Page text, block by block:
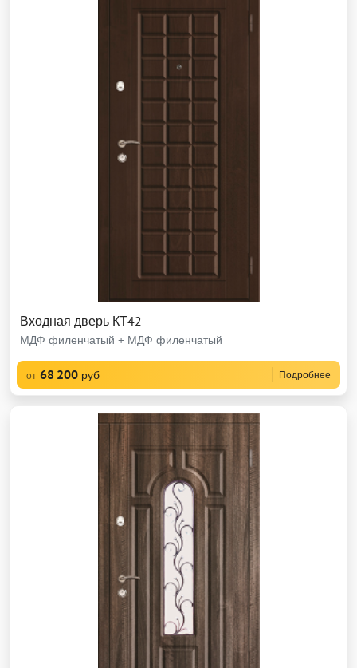
Входная дверь КТ42
МДФ филенчатый + МДФ филенчатый
от 68 200 руб Подробнее